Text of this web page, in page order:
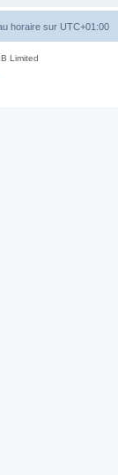
horaire sur UTC+01:00
Limited